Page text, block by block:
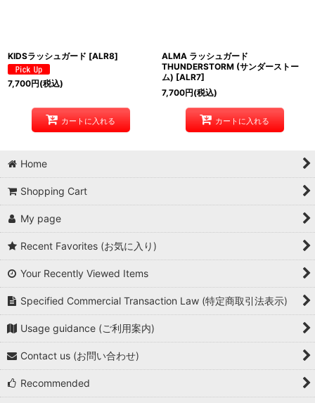
KIDSラッシュガード [ALR8]
7,700円(税込)
カートに入れる
ALMA ラッシュガード
THUNDERSTORM (サンダーストー
ム) [ALR7]
7,700円(税込)
カートに入れる
Home
Shopping Cart
My page
Recent Favorites (お気に入り)
Your Recently Viewed Items
Specified Commercial Transaction Law (特定商取引法表示)
Usage guidance (ご利用案内)
Contact us (お問い合わせ)
Recommended